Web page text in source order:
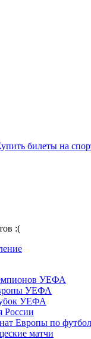
билеты на
:(
УЕФА
УЕФА
УЕФА
России
Европы по
матчи